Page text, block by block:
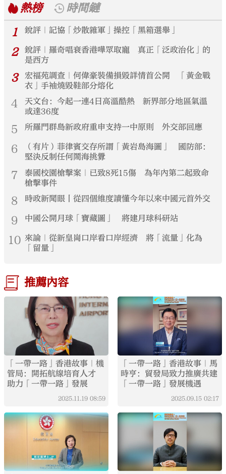
熱榜
時間鏈
1
銳評｜記協「炒散雜軍」操控「黑箱選舉」
2
銳評｜羅奇唱衰香港嘩眾取寵 真正「泛政治化」的
是西方
3
宏福苑調查｜何偉豪裝備損毀詳情首公開 「黃金戰
衣」手袖燒毀鞋部分熔化
4
天文台：今起一連4日高溫酷熱 新界部分地區氣溫
或達36度
5 所羅門群島新政府重申支持一中原則 外交部回應
6
（有片）菲律賓交存所謂「黃岩島海圖」 國防部：
堅決反制任何鬧海挑釁
7
泰國校園槍擊案｜已致8死15傷 為年內第二起致命
槍擊事件
8 時政新聞眼丨從四個維度讀懂今年以來中國元首外交
9 中國公開月球「寶藏圖」 將建月球科研站
10 來論｜從新皇崗口岸看口岸經濟 將「流量」化為
「留量」
推薦內容
「一帶一路」香港故事｜機
管局：開拓航線培育人才
助力「一帶一路」發展
2025.11.19 08:59
「一帶一路」香港故事｜馬
時亨：貿發局致力推廣共建
「一帶一路」發展機遇
2025.09.15 02:17